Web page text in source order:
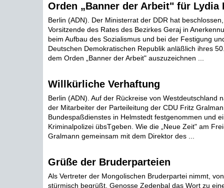
Orden „Banner der Arbeit" für Lydia
Berlin (ADN). Der Ministerrat der DDR hat
Vorsitzende des Rates des Bezirkes Geraj in
beim Aufbau des Sozialismus und bei der Festigung
Deutschen Demokratischen Republik anläßlich ihres
dem Orden „Banner der Arbeit" auszuzeichnen ...
Willkürliche Verhaftung
Berlin (ADN). Auf der Rückreise von Westdeutschland
der Mitarbeiter der Parteileitung der CDU Fritz
Bundespaßdienstes in Helmstedt festgenommen und
Kriminalpolizei übsTgeben. Wie die „Neue Zeit" am
Gralmann gemeinsam mit dem Direktor des ...
Grüße der Bruderparteien
Als Vertreter der Mongolischen Bruderpartei nimmt,
stürmisch begrüßt, Genosse Zedenbal das Wort zu